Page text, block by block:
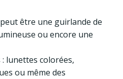
être une guirlande de
ou encore une
: lunettes colorées,
ou même des